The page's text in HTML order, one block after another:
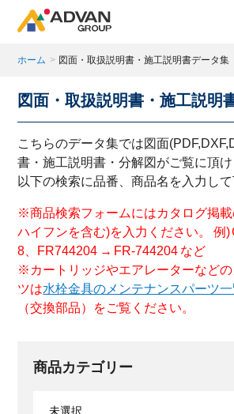
商品ページにある「お気に入り登録」
商品がここに表示されます。
ホーム > 図面・取扱説明書・施工説明書データ集
図面・取扱説明書・施工説明
こちらのデータ集では図面
書・施工説明書・分解図がご覧に頂け
以下の検索に品番、商品名を入力して
※商品検索フォームにはカタログ掲載
ハイフンを含む)を入力ください。 例
8、FR744204 → FR-744204 など
※カートリッジやエアレーターなど
ツは水栓金具のメンテナンスパーツ一
（交換部品）をご覧ください。
商品カテゴリー